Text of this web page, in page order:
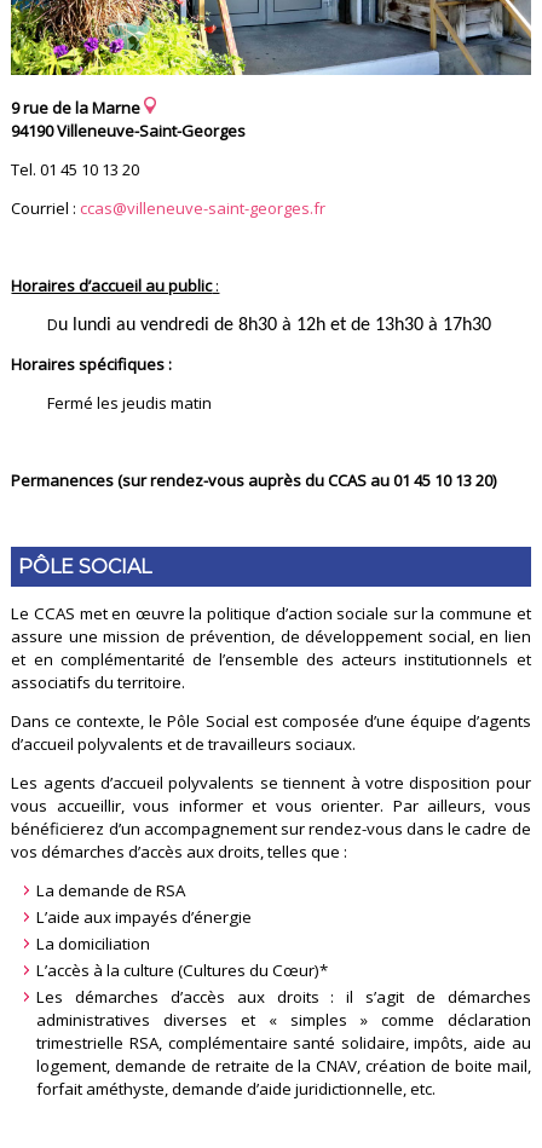
9 rue de la Marne
94190 Villeneuve-Saint-Georges
Tel. 01 45 10 13 20
Courriel : ccas@villeneuve-saint-georges.fr
Horaires d’accueil au public:
Du lundi au vendredi de 8h30 à 12h et de 13h30 à 17h30
Horaires spécifiques :
Fermé les jeudis matin
Permanences (sur rendez-vous auprès du CCAS au 01 45 10 13 20)
PÔLE SOCIAL
Le CCAS met en œuvre la politique d’action sociale sur la commune et
assure une mission de prévention, de développement social, en lien
et en complémentarité de l’ensemble des acteurs institutionnels et
associatifs du territoire.
Dans ce contexte, le Pôle Social est composée d’une équipe d’agents
d’accueil polyvalents et de travailleurs sociaux.
Les agents d’accueil polyvalents se tiennent à votre disposition pour
vous accueillir, vous informer et vous orienter. Par ailleurs, vous
bénéficierez d’un accompagnement sur rendez-vous dans le cadre de
vos démarches d’accès aux droits, telles que :
La demande de RSA
L’aide aux impayés d’énergie
La domiciliation
L’accès à la culture (Cultures du Cœur)*
Les démarches d’accès aux droits : il s’agit de démarches
administratives diverses et « simples » comme déclaration
trimestrielle RSA, complémentaire santé solidaire, impôts, aide au
logement, demande de retraite de la CNAV, création de boite mail,
forfait améthyste, demande d’aide juridictionnelle, etc.